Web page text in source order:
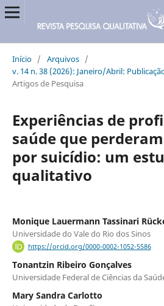
Início / Arquivos /
v. 14 n. 38 (2026): Janeiro/Abril:
Artigos de Pesquisa
Experiências de
saúde que
por suicídio: um
qualitativo
Monique Lauermann Tassinari
Universidade do Vale do Rio dos Sinos
https://orcid.org/0000-0002-1052-5586
Tonantzin Ribeiro Gonçalves
Universidade Federal de Ciências da
Mary Sandra Carlotto